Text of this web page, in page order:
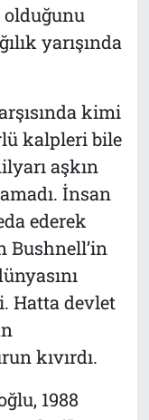
olduğunu
yarışında
kimi
kalpleri bile
aşkın
İnsan
ederek
Bushnell’in
Hatta devlet
kıvırdı.
1988